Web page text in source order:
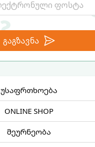
გაგზავნა
უსაფრთხოება
ONLINE SHOP
მეურნეობა